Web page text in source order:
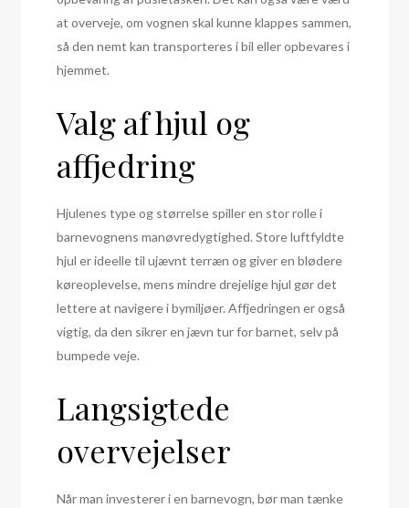
at overveje, om vognen skal kunne klappes sammen,
så den nemt kan transporteres i bil eller opbevares i
hjemmet.
Valg af hjul og
affjedring
Hjulenes type og størrelse spiller en stor rolle i
barnevognens manøvredygtighed. Store luftfyldte
hjul er ideelle til ujævnt terræn og giver en blødere
køreoplevelse, mens mindre drejelige hjul gør det
lettere at navigere i bymiljøer. Affjedringen er også
vigtig, da den sikrer en jævn tur for barnet, selv på
bumpede veje.
Langsigtede
overvejelser
Når man investerer i en barnevogn, bør man tænke